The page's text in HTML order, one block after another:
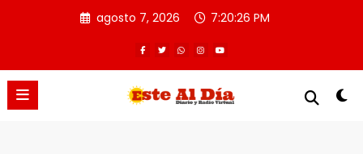
agosto 7, 2026 7:20:26 PM